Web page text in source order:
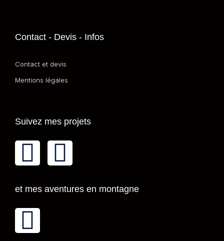
Contact - Devis - Infos
Contact et devis
Mentions légales
Suivez mes projets
et mes aventures en montagne